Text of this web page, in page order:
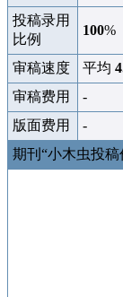
投稿录用
比例
100%
审稿速度 平均
审稿费用
-
版面费用
-
期刊“小木虫投